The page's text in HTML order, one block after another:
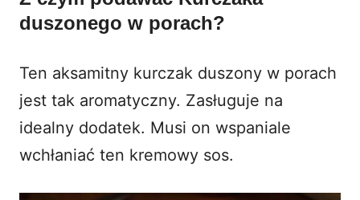
duszonego w porach?
Ten aksamitny kurczak duszony w porach
jest tak aromatyczny. Zasługuje na
idealny dodatek. Musi on wspaniale
wchłaniać ten kremowy sos.